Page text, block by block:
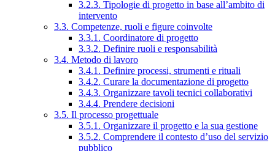
3.2.3. Tipologie di progetto in base all’ambito di
intervento
3.3. Competenze, ruoli e figure coinvolte
3.3.1. Coordinatore di progetto
3.3.2. Definire ruoli e responsabilità
3.4. Metodo di lavoro
3.4.1. Definire processi, strumenti e rituali
3.4.2. Curare la documentazione di progetto
3.4.3. Organizzare tavoli tecnici collaborativi
3.4.4. Prendere decisioni
3.5. Il processo progettuale
3.5.1. Organizzare il progetto e la sua gestione
3.5.2. Comprendere il contesto d’uso del servizio
pubblico